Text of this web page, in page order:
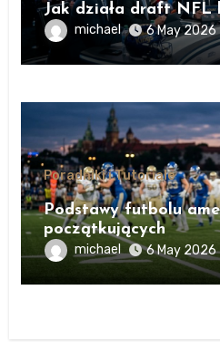
Jak działa draft NFL
michael 6 May 2026
Poradniki i Tutoriale
Podstawy futbolu
początkujących
michael 6 May 2026